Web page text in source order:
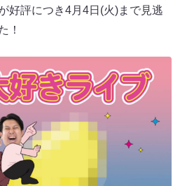
好評につき4月4日(火)まで見逃
！